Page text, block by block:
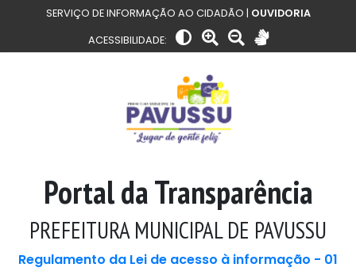
SERVIÇO DE INFORMAÇÃO AO CIDADÃO | OUVIDORIA
ACESSIBILIDADE:
Portal da Transparência
PREFEITURA MUNICIPAL DE PAVUSSU
Regulamento da Lei de acesso à informação - 01